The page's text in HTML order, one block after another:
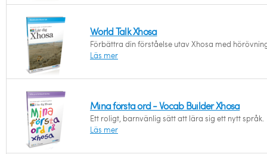
World Talk Xhosa
Förbättra din förståelse utav Xhosa med
Läs mer
Mina första ord - Vocab Builder Xhosa
Ett roligt, barnvänlig sätt att lära sig ett nytt språk.
Läs mer